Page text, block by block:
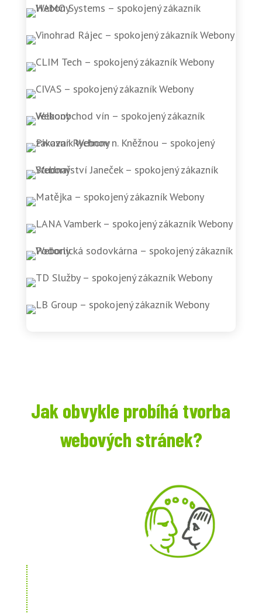
Jak obvykle probíhá tvorba
webových stránek?